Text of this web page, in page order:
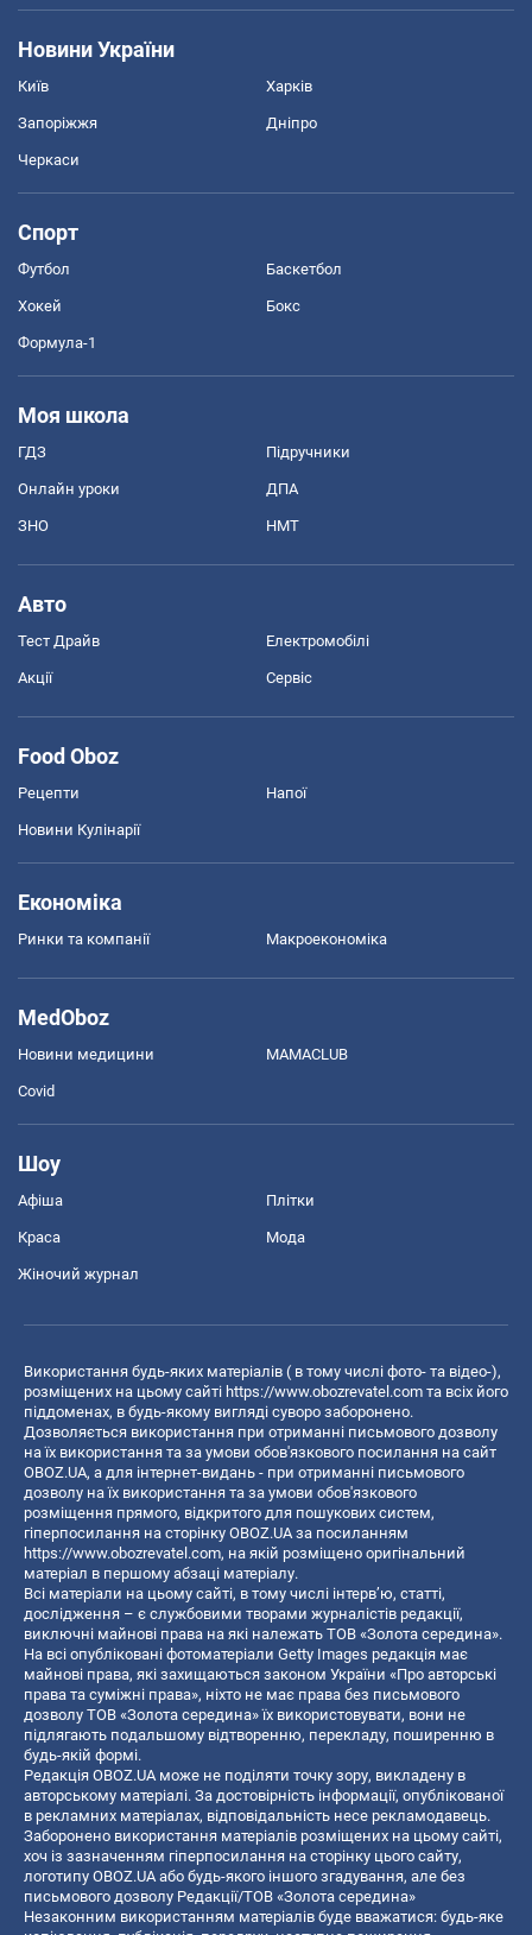
Новини України
Київ Харків
Запоріжжя Дніпро
Черкаси
Спорт
Футбол Баскетбол
Хокей Бокс
Формула-1
Моя школа
ГДЗ Підручники
Онлайн уроки ДПА
ЗНО НМТ
Авто
Тест Драйв Електромобілі
Акції Сервіс
Food Oboz
Рецепти Напої
Новини Кулінарії
Економіка
Ринки та компанії Макроекономіка
MedOboz
Новини медицини MAMACLUB
Covid
Шоу
Афіша Плітки
Краса Мода
Жіночий журнал
Використання будь-яких матеріалів ( в тому числі фото- та відео-),
розміщених на цьому сайті https://www.obozrevatel.com та всіх його
піддоменах, в будь-якому вигляді суворо заборонено.
Дозволяється використання при отриманні письмового дозволу
на їх використання та за умови обов'язкового посилання на сайт
OBOZ.UA, а для інтернет-видань - при отриманні письмового
дозволу на їх використання та за умови обов'язкового
розміщення прямого, відкритого для пошукових систем,
гіперпосилання на сторінку OBOZ.UA за посиланням
https://www.obozrevatel.com, на якій розміщено оригінальний
матеріал в першому абзаці матеріалу.
Всі матеріали на цьому сайті, в тому числі інтерв’ю, статті,
дослідження – є службовими творами журналістів редакції,
виключні майнові права на які належать ТОВ «Золота середина».
На всі опубліковані фотоматеріали Getty Images редакція має
майнові права, які захищаються законом України «Про авторські
права та суміжні права», ніхто не має права без письмового
дозволу ТОВ «Золота середина» їх використовувати, вони не
підлягають подальшому відтворенню, перекладу, поширенню в
будь-якій формі.
Редакція OBOZ.UA може не поділяти точку зору, викладену в
авторському матеріалі. За достовірність інформації, опублікованої
в рекламних матеріалах, відповідальність несе рекламодавець.
Заборонено використання матеріалів розміщених на цьому сайті,
хоч із зазначенням гіперпосилання на сторінку цього сайту,
логотипу OBOZ.UA або будь-якого іншого згадування, але без
письмового дозволу Редакції/ТОВ «Золота середина»
Незаконним використанням матеріалів буде вважатися: будь-яке